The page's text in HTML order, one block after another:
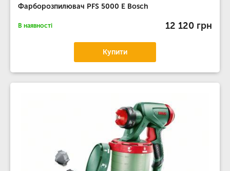
Фарборозпилювач PFS 5000 E Bosch
В наявності 12 120 грн
Купити